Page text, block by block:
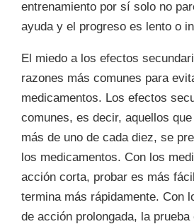
entrenamiento por sí solo no
ayuda y el progreso es lento o
El miedo a los efectos
razones más comunes para
medicamentos. Los efectos
comunes, es decir, aquellos
más de uno de cada diez, se
los medicamentos. Con los
acción corta, probar es más
termina más rápidamente. Con
de acción prolongada, la